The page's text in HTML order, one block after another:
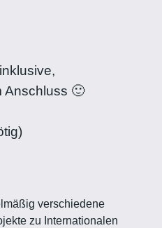
Anschluss 🙂
verschiedene
zu Internationalen